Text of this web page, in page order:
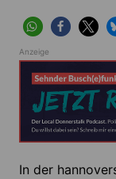
Anzeige
In der